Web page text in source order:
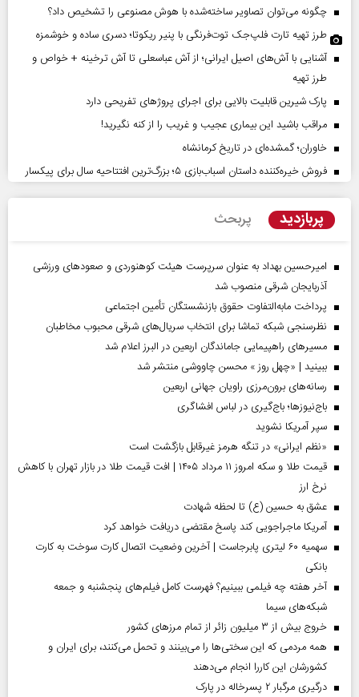
چگونه می‌توان تصاویر ساخته‌شده با هوش مصنوعی را تشخیص داد؟
طرز تهیه تارت فلپ‌جک توت‌فرنگی با پنیر ریکوتا؛ دسری ساده و خوشمزه
آشنایی با آش‌های اصیل ایرانی؛ از آش عباسعلی تا آش ترخینه + خواص و
طرز تهیه
پارک شیرین قابلیت‌ بالایی برای اجرای پروژهای تفریحی دارد
مراقب باشید این بیماری عجیب و غریب را از کنه نگیرید!
خاوران؛ گمشده‌ای در تاریخ کرمانشاه
فروش خیره‌کننده داستان اسباب‌بازی ۵؛ بزرگ‌ترین افتتاحیه سال برای پیکسار
پربازدید پربحث
امیرحسین بهداد به عنوان سرپرست هیئت کوهنوردی و صعودهای ورزشی
آذربایجان شرقی منصوب شد
پرداخت مابه‌التفاوت حقوق بازنشستگان تأمین اجتماعی
نظرسنجی شبکه تماشا برای انتخاب سریال‌های شرقی محبوب مخاطبان
مسیر‌های راهپیمایی جاماندگان اربعین در البرز اعلام شد
ببینید | «چهل روز » محسن چاووشی منتشر شد
رسانه‌های برون‌مرزی راویان جهانی اربعین
باج‌نیوزها؛ باج‌گیری در لباس افشاگری
سپر آمریکا نشوید
«نظم ایرانی» در تنگه هرمز غیرقابل بازگشت است
قیمت طلا و سکه امروز ۱۱ مرداد ۱۴۰۵ | افت قیمت طلا در بازار تهران با کاهش
نرخ ارز
عشق به حسین (ع) تا لحظه شهادت
آمریکا ماجراجویی کند پاسخ مقتضی دریافت خواهد کرد
سهمیه ۶۰ لیتری پابرجاست | آخرین وضعیت اتصال کارت سوخت به کارت
بانکی
آخر هفته چه فیلمی ببینیم؟ فهرست کامل فیلم‌های پنجشنبه و جمعه
شبکه‌های سیما
خروج بیش از ۳ میلیون زائر از تمام مرز‌های کشور
همه مردمی که این سختی‌ها را می‌بینند و تحمل می‌کنند، برای ایران و
کشورشان این کاررا انجام می‌دهند
درگیری مرگبار ۲ پسرخاله در پارک